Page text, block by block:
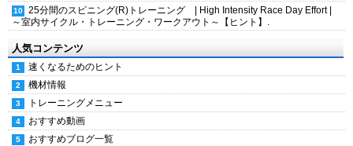
25分間のスピニング(R)トレーニング | High Intensity Race Day Effort |
～室内サイクル・トレーニング・ワークアウト～【ヒント】.
人気コンテンツ
速くなるためのヒント
機材情報
トレーニングメニュー
おすすめ動画
おすすめブログ一覧